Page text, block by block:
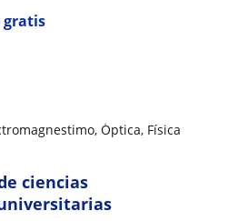
gratis
Óptica, Física
ciencias